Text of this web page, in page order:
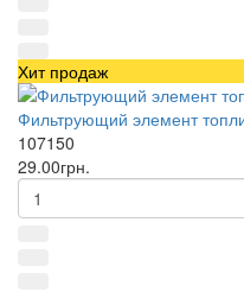
Хит продаж
Фильтрующий элемент
107150
29.00грн.